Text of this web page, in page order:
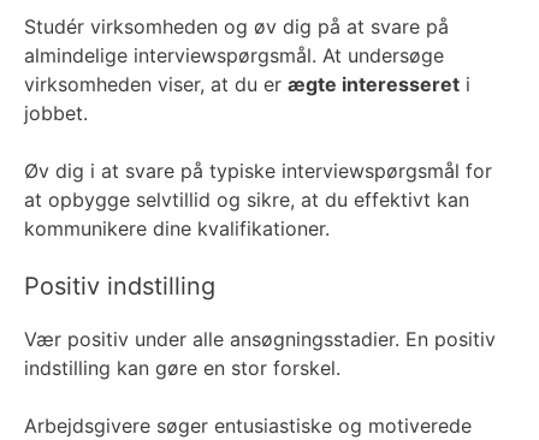
Studér virksomheden og øv dig på at svare på
almindelige interviewspørgsmål. At undersøge
virksomheden viser, at du er ægte interesseret i
jobbet.
Øv dig i at svare på typiske interviewspørgsmål for
at opbygge selvtillid og sikre, at du effektivt kan
kommunikere dine kvalifikationer.
Positiv indstilling
Vær positiv under alle ansøgningsstadier. En positiv
indstilling kan gøre en stor forskel.
Arbejdsgivere søger entusiastiske og motiverede